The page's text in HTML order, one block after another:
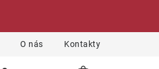
O nás Kontakty